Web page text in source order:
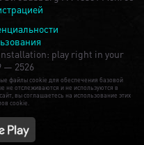
play right in your
— 2526
файлы cookie для обеспечения базовой
не отслеживаются и не используются в
вы соглашаетесь на использование этих
cookie.